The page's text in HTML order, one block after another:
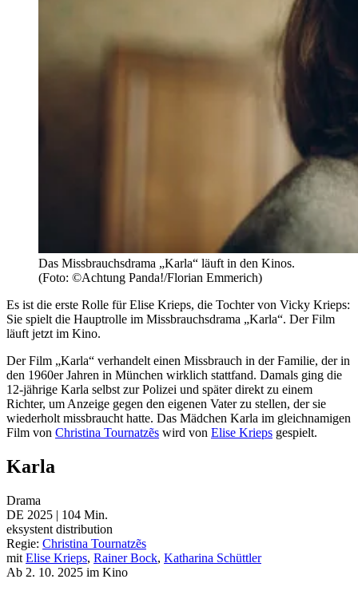
Das Missbrauchsdrama „Karla“ läuft in den Kinos.
(Foto: ©Achtung Panda!/Florian Emmerich)
Es ist die erste Rolle für Elise Krieps, die Tochter von Vicky Krieps:
Sie spielt die Hauptrolle im Missbrauchsdrama „Karla“. Der Film
läuft jetzt im Kino.
Der Film „Karla“ verhandelt einen Missbrauch in der Familie, der in
den 1960er Jahren in München wirklich stattfand. Damals ging die
12-jährige Karla selbst zur Polizei und später direkt zu einem
Richter, um Anzeige gegen den eigenen Vater zu stellen, der sie
wiederholt missbraucht hatte. Das Mädchen Karla im gleichnamigen
Film von Christina Tournatzẽs wird von Elise Krieps gespielt.
Karla
Drama
DE 2025 | 104 Min.
eksystent distribution
Regie: Christina Tournatzẽs
mit Elise Krieps, Rainer Bock, Katharina Schüttler
Ab 2. 10. 2025 im Kino